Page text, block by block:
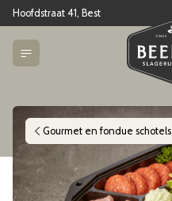
Hoofdstraat 41, Best
Gourmet en fondue schotels